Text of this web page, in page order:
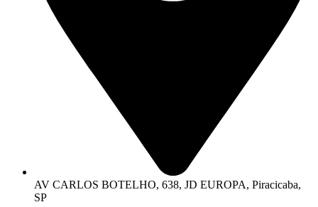
AV CARLOS BOTELHO, 638, JD EUROPA, Piracicaba,
SP